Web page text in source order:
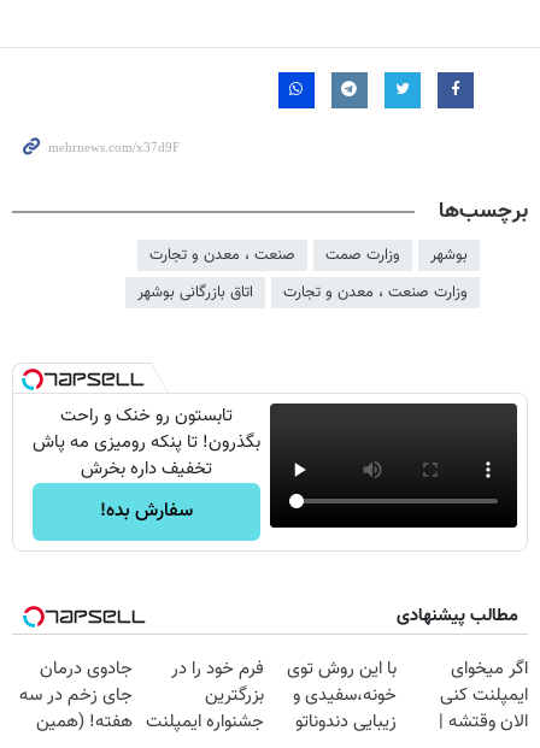
برچسب‌ها
بوشهر وزارت صمت
صنعت ، معدن و تجارت
وزارت صنعت ، معدن و تجارت
اتاق بازرگانی بوشهر
تابستون رو خنک و راحت
بگذرون! تا پنکه رومیزی مه پاش
تخفیف داره بخرش
سفارش بده!
مطالب پیشنهادی
اگر میخوای
ایمپلنت کنی
الان وقتشه |
با این روش توی
خونه،سفیدی و
زیبایی دندوناتو
فرم خود را در
بزرگترین
جشنواره ایمپلنت
جادوی درمان
جای زخم در سه
هفته! (همین